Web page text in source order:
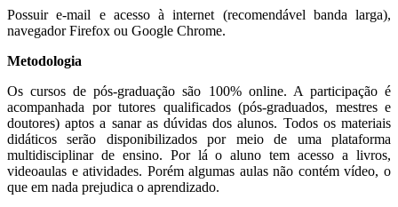
Possuir e-mail e acesso à internet (recomendável banda larga),
navegador Firefox ou Google Chrome.
Metodologia
Os cursos de pós-graduação são 100% online. A participação é
acompanhada por tutores qualificados (pós-graduados, mestres e
doutores) aptos a sanar as dúvidas dos alunos. Todos os materiais
didáticos serão disponibilizados por meio de uma plataforma
multidisciplinar de ensino. Por lá o aluno tem acesso a livros,
videoaulas e atividades. Porém algumas aulas não contém vídeo, o
que em nada prejudica o aprendizado.